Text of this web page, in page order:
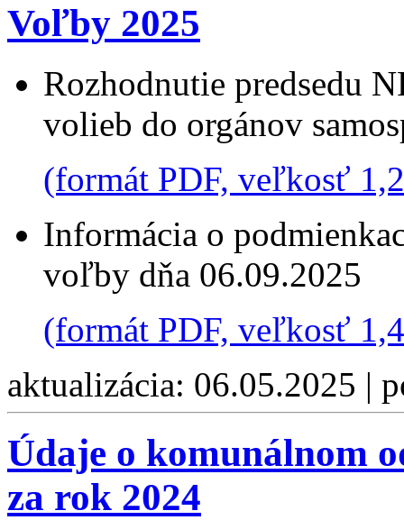
Voľby 2025
Rozhodnutie predsedu
volieb do orgánov
(formát PDF, veľkosť
Informácia o
voľby dňa 06.09.2025
(formát PDF, veľkosť
aktualizácia: 06.05.2025 |
Údaje o komunálnom
za rok 2024